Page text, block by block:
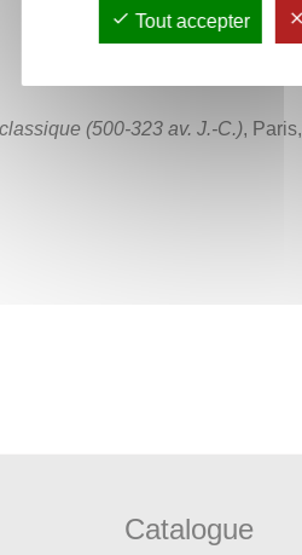
(500-323 av. J.-C.), Paris,
Catalogue
Tout accepter